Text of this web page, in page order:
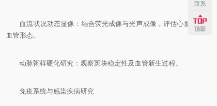
血流状况动态显像：结合荧光成像与光声成像，评估心肌灌注和
血管形态。
动脉粥样硬化研究：观察斑块稳定性及血管新生过程。
免疫系统与感染疾病研究
联系
顶部